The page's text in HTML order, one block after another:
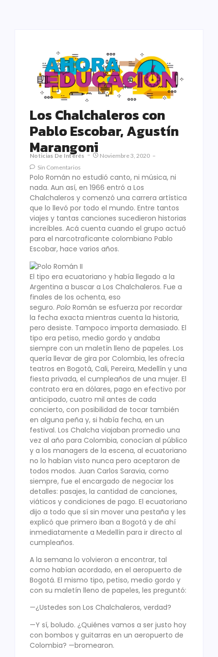
Los Chalchaleros con
Pablo Escobar, Agustín
Marangoni
Noticias De Interés
Noviembre 3, 2020
Sin Comentarios
Polo Román no estudió canto, ni música, ni
nada. Aun así, en 1966 entró a Los
Chalchaleros y comenzó una carrera artística
que lo llevó por todo el mundo. Entre tantos
viajes y tantas canciones sucedieron historias
increíbles. Acá cuenta cuando el grupo actuó
para el narcotraficante colombiano Pablo
Escobar, hace varios años.
El tipo era ecuatoriano y había llegado a la
Argentina a buscar a Los Chalchaleros. Fue a
finales de los ochenta, eso
seguro. Polo Román se esfuerza por recordar
la fecha exacta mientras cuenta la historia,
pero desiste. Tampoco importa demasiado. El
tipo era petiso, medio gordo y andaba
siempre con un maletín lleno de papeles. Los
quería llevar de gira por Colombia, les ofrecía
teatros en Bogotá, Cali, Pereira, Medellín y una
fiesta privada, el cumpleaños de una mujer. El
contrato era en dólares, pago en efectivo por
anticipado, cuatro mil antes de cada
concierto, con posibilidad de tocar también
en alguna peña y, si había fecha, en un
festival. Los Chalcha viajaban promedio una
vez al año para Colombia, conocían al público
y a los managers de la escena, al ecuatoriano
no lo habían visto nunca pero aceptaron de
todos modos. Juan Carlos Saravia, como
siempre, fue el encargado de negociar los
detalles: pasajes, la cantidad de canciones,
viáticos y condiciones de pago. El ecuatoriano
dijo a todo que sí sin mover una pestaña y les
explicó que primero iban a Bogotá y de ahí
inmediatamente a Medellín para ir directo al
cumpleaños.
A la semana lo volvieron a encontrar, tal
como habían acordado, en el aeropuerto de
Bogotá. El mismo tipo, petiso, medio gordo y
con su maletín lleno de papeles, les preguntó:
—¿Ustedes son Los Chalchaleros, verdad?
—Y sí, boludo. ¿Quiénes vamos a ser justo hoy
con bombos y guitarras en un aeropuerto de
Colombia? —bromearon.